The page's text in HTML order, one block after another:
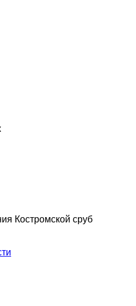
Костромской сруб